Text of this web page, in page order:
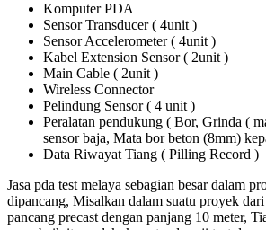
Komputer PDA
Sensor Transducer ( 4unit )
Sensor Accelerometer ( 4unit )
Kabel Extension Sensor ( 2unit )
Main Cable ( 2unit )
Wireless Connector
Pelindung Sensor ( 4 unit )
Peralatan pendukung ( Bor, Grinda (
sensor baja, Mata bor beton (8mm)
Data Riwayat Tiang ( Pilling Record )
Jasa pda test melaya sebagian besar dalam
dipancang, Misalkan dalam suatu proyek
pancang precast dengan panjang 10 meter,